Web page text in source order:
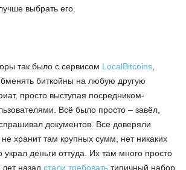
выбрать его.
так было с сервисом LocalBitcoins
биткойны на любую другую
просто выступая посредником-
Всё было просто – завёл,
документов. Все доверяли
хранит там крупных сумм, нет никаких
украл деньги оттуда. Их там много просто
назад стали требовать типичный набор